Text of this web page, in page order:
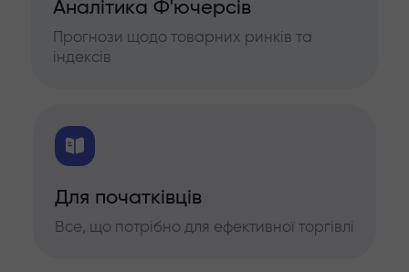
Аналітика Ф'ючерсів
Прогнози щодо товарних ринків та
індексів
Для початківців
Все, що потрібно для ефективної торгівлі